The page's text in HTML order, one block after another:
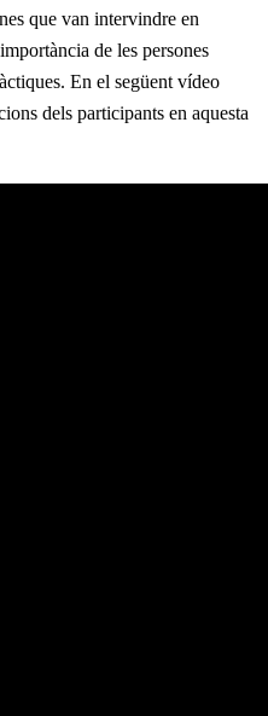
que van intervindre en
de les persones
En el següent vídeo
dels participants en aquesta